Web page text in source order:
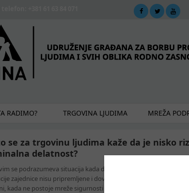
RADIMO? TRGOVINA LJUDIMA MREŽA
se za trgovinu ljudima kaže da je nisko
delatnost?
se podrazumeva situacija kada društvo nije dovoljno svesno
zajednice nisu pripremljene i dovoljno sposobne da odgovore
kada ne postoje mreže sigurnosti za žrtve i kada policija ne